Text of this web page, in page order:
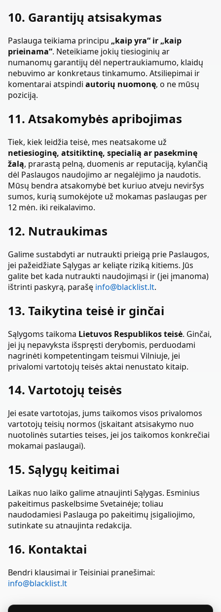
10. Garantijų atsisakymas
Paslauga teikiama principu „kaip yra“ ir „kaip
prieinama“. Neteikiame jokių tiesioginių ar
numanomų garantijų dėl nepertraukiamumo, klaidų
nebuvimo ar konkretaus tinkamumo. Atsiliepimai ir
komentarai atspindi autorių nuomonę, o ne mūsų
poziciją.
11. Atsakomybės apribojimas
Tiek, kiek leidžia teisė, mes neatsakome už
netiesioginę, atsitiktinę, specialią ar pasekminę
žalą, prarastą pelną, duomenis ar reputaciją, kylančią
dėl Paslaugos naudojimo ar negalėjimo ja naudotis.
Mūsų bendra atsakomybė bet kuriuo atveju neviršys
sumos, kurią sumokėjote už mokamas paslaugas per
12 mėn. iki reikalavimo.
12. Nutraukimas
Galime sustabdyti ar nutraukti prieigą prie Paslaugos,
jei pažeidžiate Sąlygas ar keliąte riziką kitiems. Jūs
galite bet kada nutraukti naudojimąsi ir (jei įmanoma)
ištrinti paskyrą, parašę info@blacklist.lt.
13. Taikytina teisė ir ginčai
Sąlygoms taikoma Lietuvos Respublikos teisė. Ginčai,
jei jų nepavyksta išspręsti derybomis, perduodami
nagrinėti kompetentingam teismui Vilniuje, jei
privalomi vartotojų teisės aktai nenustato kitaip.
14. Vartotojų teisės
Jei esate vartotojas, jums taikomos visos privalomos
vartotojų teisių normos (įskaitant atsisakymo nuo
nuotolinės sutarties teises, jei jos taikomos konkrečiai
mokamai paslaugai).
15. Sąlygų keitimai
Laikas nuo laiko galime atnaujinti Sąlygas. Esminius
pakeitimus paskelbsime Svetainėje; toliau
naudodamiesi Paslauga po pakeitimų įsigaliojimo,
sutinkate su atnaujinta redakcija.
16. Kontaktai
Bendri klausimai ir Teisiniai pranešimai:
info@blacklist.lt